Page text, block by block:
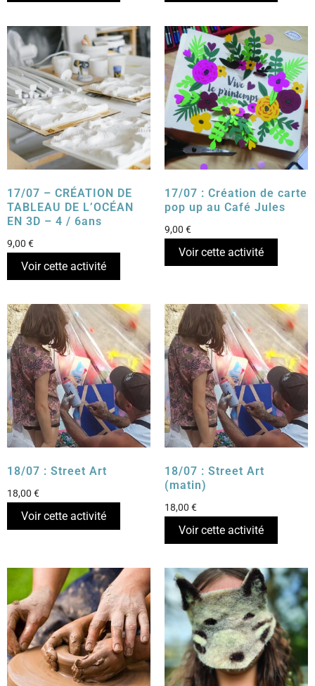
17/07 – CRÉATION DE
TABLEAU DE L’OCÉAN
EN 3D – 4 / 6ans
9,00 €
Voir cette activité
17/07 : Création de carte
pop up au Café Jules
9,00 €
Voir cette activité
18/07 : Street Art
18,00 €
Voir cette activité
18/07 : Street Art
(matin)
18,00 €
Voir cette activité